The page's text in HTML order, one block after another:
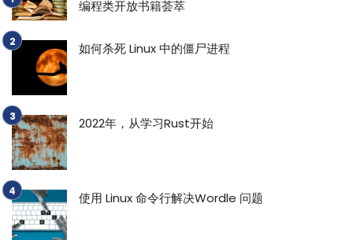
编程类开放书籍荟萃
如何杀死 Linux 中的僵尸进程
2022年，从学习Rust开始
使用 Linux 命令行解决Wordle 问题